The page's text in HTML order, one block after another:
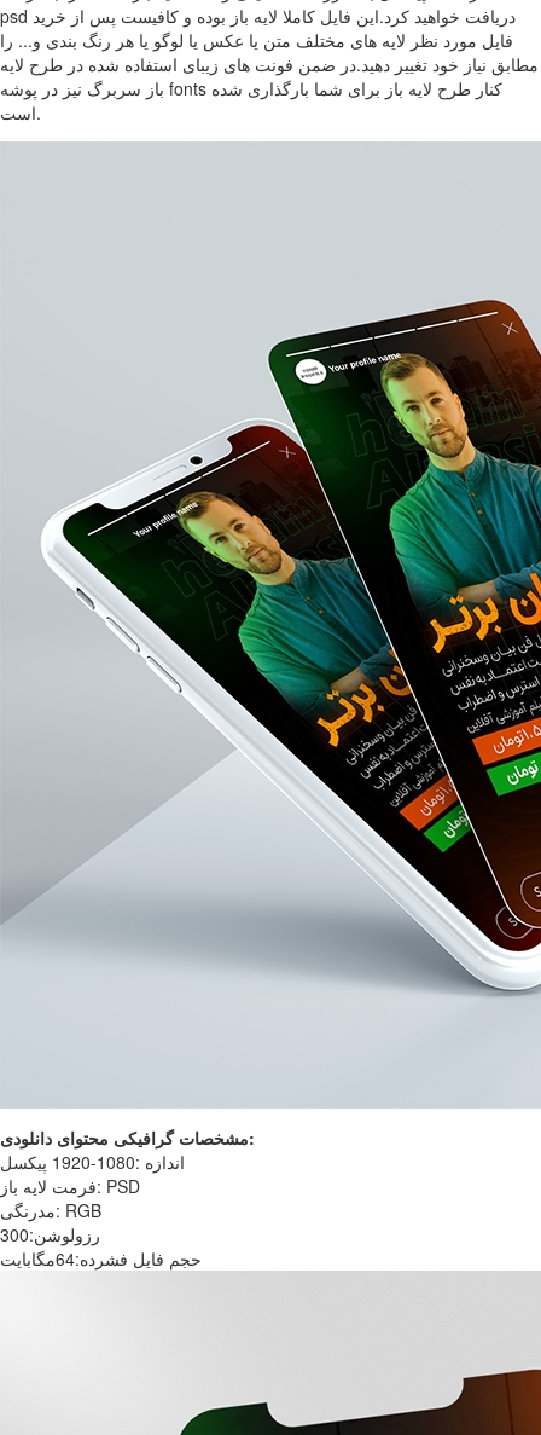
psd دریافت خواهید کرد.این فایل کاملا لایه باز بوده و کافیست پس از خرید
فایل مورد نظر لایه های مختلف متن یا عکس یا لوگو یا هر رنگ بندی و... را
مطابق نیاز خود تغییر دهید.در ضمن فونت های زیبای استفاده شده در طرح لایه
باز سربرگ نیز در پوشه fonts کنار طرح لایه باز برای شما بارگذاری شده
است.
مشخصات گرافیکی محتوای دانلودی:
اندازه :1080-1920 پیکسل
فرمت لایه باز: PSD
مدرنگی: RGB
رزولوشن:300
حجم فایل فشرده:64مگابایت